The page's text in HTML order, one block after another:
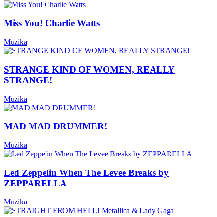
Miss You! Charlie Watts
Muzika
STRANGE KIND OF WOMEN, REALLY
STRANGE!
Muzika
MAD MAD DRUMMER!
Muzika
Led Zeppelin When The Levee Breaks by
ZEPPARELLA
Muzika